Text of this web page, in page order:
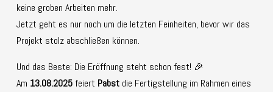
keine groben Arbeiten mehr.
Jetzt geht es nur noch um die letzten Feinheiten, bevor wir das
Projekt stolz abschließen können.
Und das Beste: Die Eröffnung steht schon fest! 🎉
Am 13.08.2025feiert Pabst die Fertigstellung im Rahmen eines